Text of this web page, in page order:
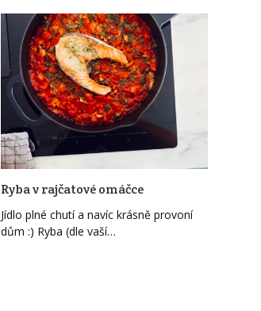
Ryba v rajčatové omáčce
Jídlo plné chutí a navíc krásně provoní
dům :) Ryba (dle vaší…